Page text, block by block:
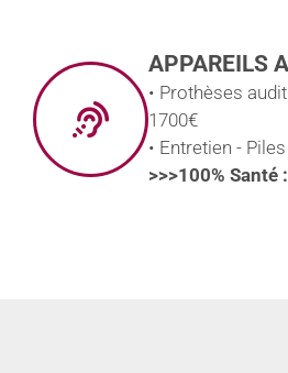
APPAREILS
• Prothèses
1700€
• Entretien -
>>>100% Santé